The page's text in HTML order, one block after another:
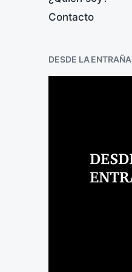
Contacto
DESDE LA ENTRAÑA